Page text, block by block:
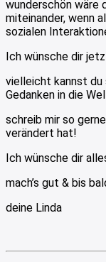
wunderschön wäre
miteinander, wenn
sozialen
Ich wünsche dir
vielleicht kannst du
Gedanken in die
schreib mir so
verändert hat!
Ich wünsche dir
mach’s gut & bis
deine Linda